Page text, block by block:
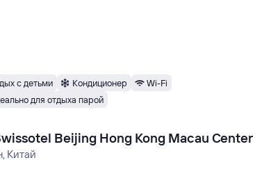
с детьми Кондиционер
Wi-Fi
для отдыха парой
Beijing Hong Kong Macau Center
Китай